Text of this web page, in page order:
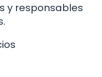
y responsables